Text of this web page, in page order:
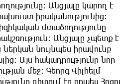
Անցյալը կարող է
իրականությունից։
մտածողությունը
Անցյալը չպետք է
նույնպես իրավունք
Այս հակադրությունը նոր
մեջ։ Գեորգ Վիլհելմ
դիտում էր որպես Հոգու